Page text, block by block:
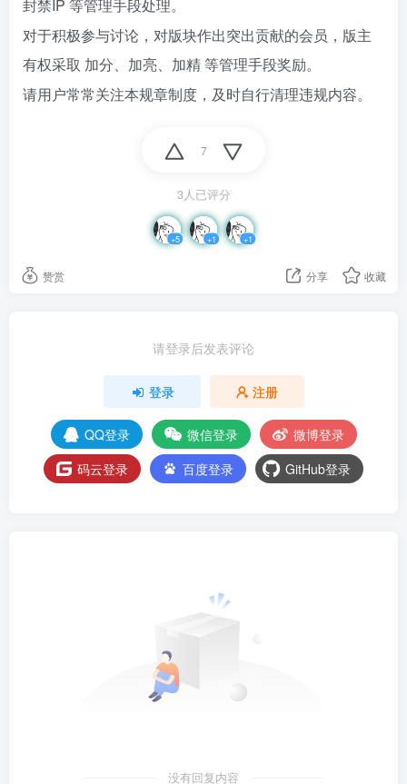
封禁IP 等管理手段处理。
对于积极参与讨论，对版块作出突出贡献的会员，版主
有权采取 加分、加亮、加精 等管理手段奖励。
请用户常常关注本规章制度，及时自行清理违规内容。
7
3人已评分
+5 +1 +1
赞赏 分享 收藏
请登录后发表评论
登录 注册
QQ登录 微信登录
微博登录
码云登录
百度登录 GitHub登录
没有回复内容